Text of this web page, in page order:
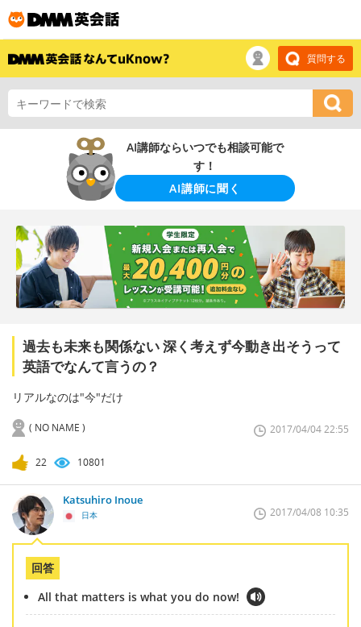
質問する
AI講師ならいつでも相談可能で
す！
AI講師に聞く
過去も未来も関係ない 深く考えず今動き出そうって
英語でなんて言うの？
リアルなのは"今"だけ
( NO NAME ) 2017/04/04 22:55
22 10801
Katsuhiro Inoue
日本 2017/04/08 10:35
回答
All that matters is what you do now!